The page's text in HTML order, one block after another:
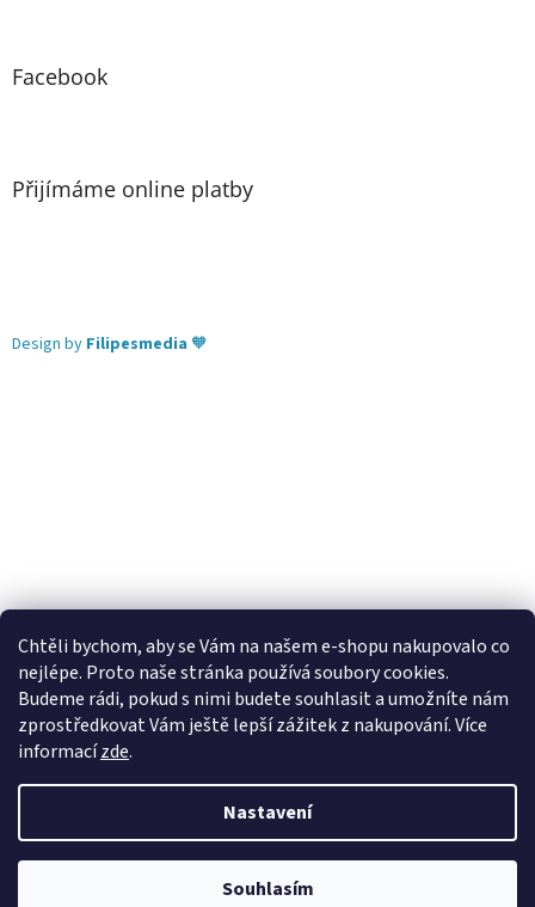
Chtěli bychom, aby se Vám na našem e-shopu nakupovalo co
nejlépe. Proto naše stránka používá soubory cookies.
Budeme rádi, pokud s nimi budete souhlasit a umožníte nám
zprostředkovat Vám ještě lepší zážitek z nakupování.Více
informacízde.
Nastavení
Souhlasím
Facebook
Přijímáme online platby
Design by Filipesmedia 🧡
Lekva nábytek ubytování pod Pálavou kování Tulip
úchytky Gamet
úchytky Siro Blum - perfecting motion
Vytvořil Shoptet
Vše pro truhláře.cz. Všechna práva vyhrazena.